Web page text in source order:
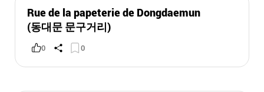
Rue de la papeterie de Dongdaemun
(동대문 문구거리)
0 0